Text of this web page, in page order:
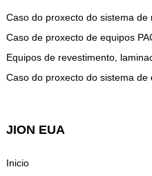
Caso do proxecto do sistema de
Caso de proxecto de equipos
Equipos de revestimento,
Caso do proxecto do sistema de
JION EUA
Inicio